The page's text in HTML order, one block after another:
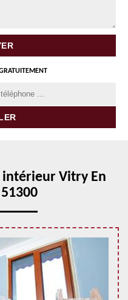
Vitry En